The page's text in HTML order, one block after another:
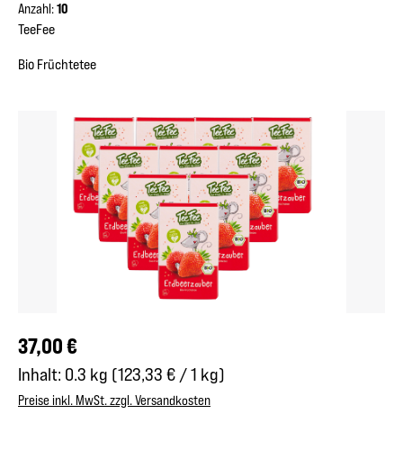
Anzahl:10
TeeFee
Bio Früchtetee
Bildergalerie überspringen
Regulärer Preis:
37,00 €
Inhalt: 0.3 kg (123,33 € / 1 kg)
Preise inkl. MwSt. zzgl. Versandkosten